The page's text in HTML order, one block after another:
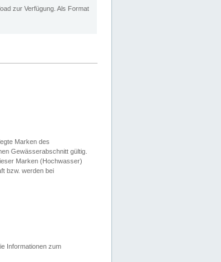
zur Verfügung. Als Format
Marken des
Gewässerabschnitt gültig.
Marken (Hochwasser)
bzw. werden bei
Informationen zum